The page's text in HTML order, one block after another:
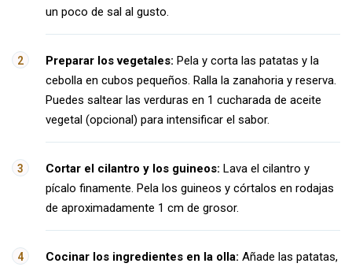
un poco de sal al gusto.
Preparar los vegetales: Pela y corta las patatas y la
cebolla en cubos pequeños. Ralla la zanahoria y reserva.
Puedes saltear las verduras en 1 cucharada de aceite
vegetal (opcional) para intensificar el sabor.
Cortar el cilantro y los guineos: Lava el cilantro y
pícalo finamente. Pela los guineos y córtalos en rodajas
de aproximadamente 1 cm de grosor.
Cocinar los ingredientes en la olla: Añade las patatas,